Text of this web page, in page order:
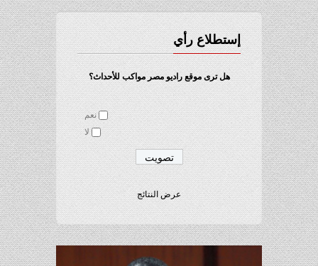
إستطلاع رأي
هل ترى موقع راديو مصر مواكب للأحداث؟
نعم
لا
عرض النتائج